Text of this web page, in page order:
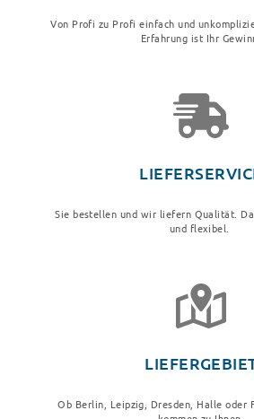
Von Profi zu Profi einfach und
Erfahrung ist Ihr
Sie bestellen und wir liefern Qualität.
und flexibel.
Ob Berlin, Leipzig, Dresden, Halle oder